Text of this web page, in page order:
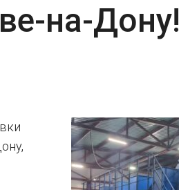
на-Дону!